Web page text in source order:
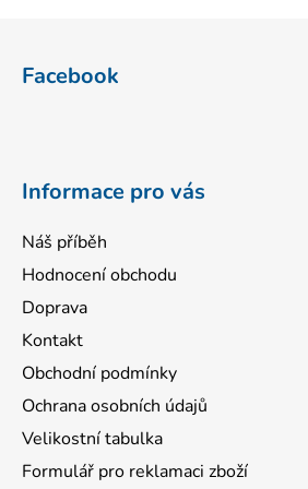
Facebook
Informace pro vás
Náš příběh
Hodnocení obchodu
Doprava
Kontakt
Obchodní podmínky
Ochrana osobních údajů
Velikostní tabulka
Formulář pro reklamaci zboží